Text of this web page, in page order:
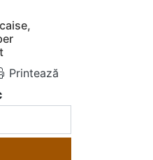
Printează